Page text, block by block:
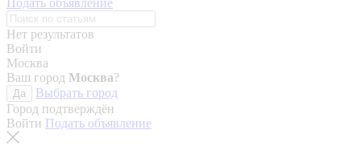
Подать объявление
Нет результатов
Войти
Москва
Ваш город Москва?
Да
Выбрать город
Город подтверждён
Войти Подать объявление